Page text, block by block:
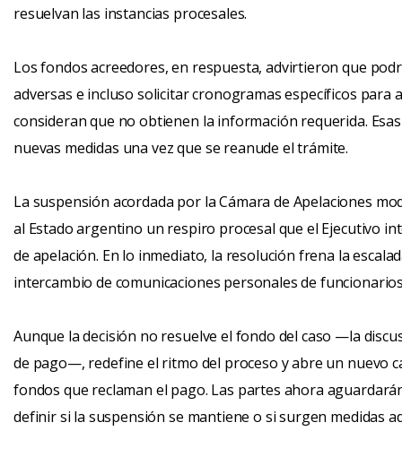
resuelvan las instancias procesales.
Los fondos acreedores, en respuesta, advirtieron que
adversas e incluso solicitar cronogramas específicos para
consideran que no obtienen la información requerida.
nuevas medidas una vez que se reanude el trámite.
La suspensión acordada por la Cámara de Apelaciones
al Estado argentino un respiro procesal que el Ejecutivo
de apelación. En lo inmediato, la resolución frena la
intercambio de comunicaciones personales de
Aunque la decisión no resuelve el fondo del caso —la
de pago—, redefine el ritmo del proceso y abre un nuevo
fondos que reclaman el pago. Las partes ahora
definir si la suspensión se mantiene o si surgen medidas